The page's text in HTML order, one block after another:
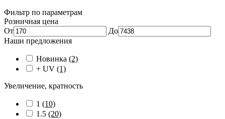
Фильтр по параметрам
Розничная цена
От
До
Наши предложения
Новинка (2)
+ UV (1)
Увеличение, кратность
1 (10)
1.5 (20)